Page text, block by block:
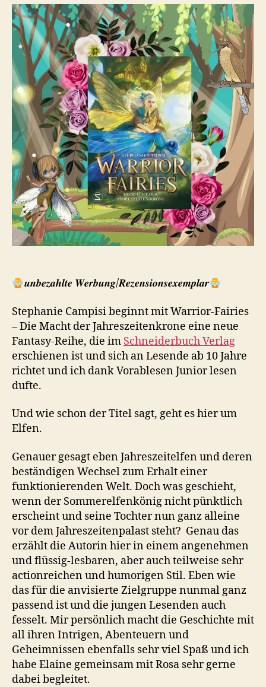
𝒖𝒏𝒃𝒆𝒛𝒂𝒉𝒍𝒕𝒆 𝑾𝒆𝒓𝒃𝒖𝒏𝒈/𝑹𝒆𝒛𝒆𝒏𝒔𝒊𝒐𝒏𝒔𝒆𝒙𝒆𝒎𝒑𝒍𝒂𝒓
Stephanie Campisi beginnt mit Warrior-Fairies
– Die Macht der Jahreszeitenkrone eine neue
Fantasy-Reihe, die im Schneiderbuch Verlag
erschienen ist und sich an Lesende ab 10 Jahre
richtet und ich dank Vorablesen Junior lesen
dufte.
Und wie schon der Titel sagt, geht es hier um
Elfen.
Genauer gesagt eben Jahreszeitelfen und deren
beständigen Wechsel zum Erhalt einer
funktionierenden Welt. Doch was geschieht,
wenn der Sommerelfenkönig nicht pünktlich
erscheint und seine Tochter nun ganz alleine
vor dem Jahreszeitenpalast steht? Genau das
erzählt die Autorin hier in einem angenehmen
und flüssig-lesbaren, aber auch teilweise sehr
actionreichen und humorigen Stil. Eben wie
das für die anvisierte Zielgruppe nunmal ganz
passend ist und die jungen Lesenden auch
fesselt. Mir persönlich macht die Geschichte mit
all ihren Intrigen, Abenteuern und
Geheimnissen ebenfalls sehr viel Spaß und ich
habe Elaine gemeinsam mit Rosa sehr gerne
dabei begleitet.